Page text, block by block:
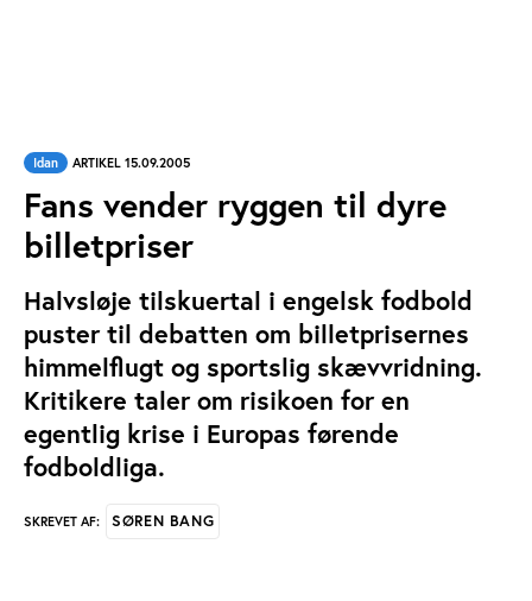
Idan ARTIKEL 15.09.2005
Fans vender ryggen til dyre
billetpriser
Halvsløje tilskuertal i engelsk fodbold
puster til debatten om billetprisernes
himmelflugt og sportslig skævvridning.
Kritikere taler om risikoen for en
egentlig krise i Europas førende
fodboldliga.
SKREVET AF: SØREN BANG